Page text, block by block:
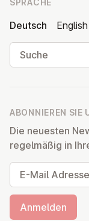
SPRACHE
Deutsch
English
Suche
ABONNIEREN SIE
Die neuesten
regelmäßig in
E-Mail Adresse
Anmelden